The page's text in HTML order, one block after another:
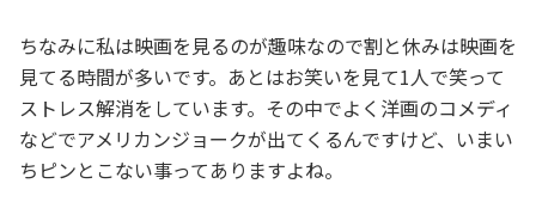
ちなみに私は映画を見るのが趣味なので割と休みは映画を
見てる時間が多いです。あとはお笑いを見て1人で笑って
ストレス解消をしています。その中でよく洋画のコメディ
などでアメリカンジョークが出てくるんですけど、いまい
ちピンとこない事ってありますよね。